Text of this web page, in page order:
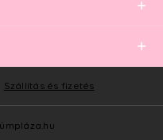
Szállítás és fizetés